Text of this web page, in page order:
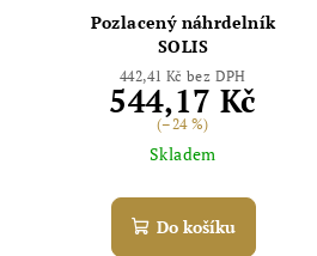
Pozlacený náhrdelník
SOLIS
442,41 Kč bez DPH
544,17 Kč
(–24 %)
Skladem
Do košíku